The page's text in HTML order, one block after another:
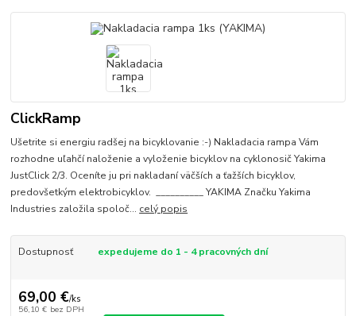
ClickRamp
Ušetrite si energiu radšej na bicyklovanie :-) Nakladacia rampa Vám
rozhodne uľahčí naloženie a vyloženie bicyklov na cyklonosič Yakima
JustClick 2/3. Oceníte ju pri nakladaní väčších a ťažších bicyklov,
predovšetkým elektrobicyklov. __________ YAKIMA Značku Yakima
Industries založila spoloč... celý popis
Dostupnosť expedujeme do 1 - 4 pracovných dní
69,00 €/ks
56,10 € bez DPH